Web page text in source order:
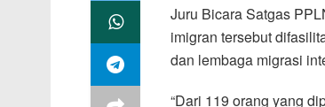
Juru Bicara Satgas
imigran tersebut
dan lembaga migrasi
“Dari 119 orang yang